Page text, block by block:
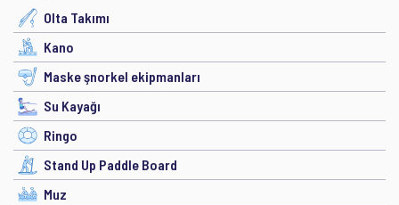
Olta Takımı
Kano
Maske şnorkel ekipmanları
Su Kayağı
Ringo
Stand Up Paddle Board
Muz